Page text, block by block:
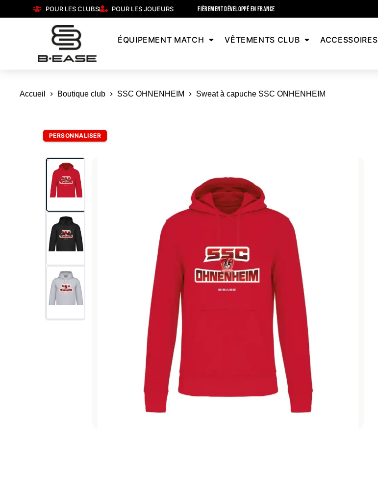
POUR LES CLUBS POUR LES JOUEURS FIÈREMENT DÉVELOPPÉ EN FRANCE
ÉQUIPEMENT MATCH VÊTEMENTS CLUB ACCESSOIRES
Accueil Boutique club SSC OHNENHEIM Sweat à capuche SSC ONHENHEIM
PERSONNALISER